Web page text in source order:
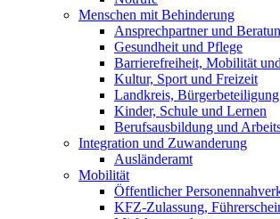
Menschen mit Behinderung
Ansprechpartner und
Gesundheit und Pflege
Barrierefreiheit, Mobilität
Kultur, Sport und Freizeit
Landkreis,
Kinder, Schule und Lernen
Berufsausbildung und
Integration und Zuwanderung
Ausländeramt
Mobilität
Öffentlicher
KFZ-Zulassung,